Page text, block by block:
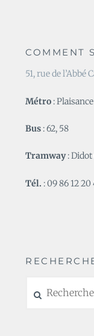
COMMENT
51, rue de l’Abbé
Métro :
Bus : 62, 58
Tramway: Didot
Tél. : 09 86 12 20